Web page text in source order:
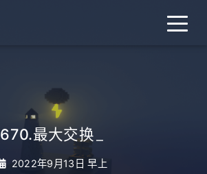
670.最大交换
2022年9月13日 早上